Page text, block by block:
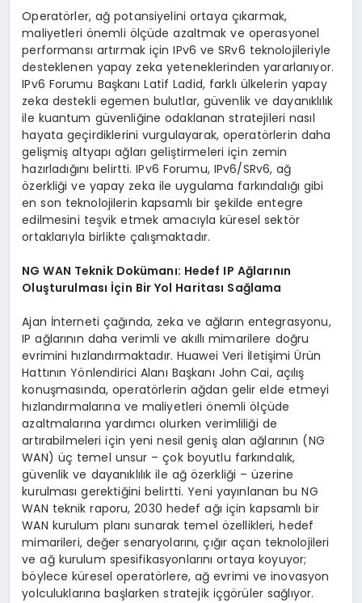
Operatörler, ağ potansiyelini ortaya çıkarmak,
maliyetleri önemli ölçüde azaltmak ve operasyonel
performansı artırmak için IPv6 ve SRv6 teknolojileriyle
desteklenen yapay zeka yeteneklerinden yararlanıyor.
IPv6 Forumu Başkanı Latif Ladid, farklı ülkelerin yapay
zeka destekli egemen bulutlar, güvenlik ve dayanıklılık
ile kuantum güvenliğine odaklanan stratejileri nasıl
hayata geçirdiklerini vurgulayarak, operatörlerin daha
gelişmiş altyapı ağları geliştirmeleri için zemin
hazırladığını belirtti. IPv6 Forumu, IPv6/SRv6, ağ
özerkliği ve yapay zeka ile uygulama farkındalığı gibi
en son teknolojilerin kapsamlı bir şekilde entegre
edilmesini teşvik etmek amacıyla küresel sektör
ortaklarıyla birlikte çalışmaktadır.
NG WAN Teknik Dokümanı: Hedef IP Ağlarının
Oluşturulması İçin Bir Yol Haritası Sağlama
Ajan İnterneti çağında, zeka ve ağların entegrasyonu,
IP ağlarının daha verimli ve akıllı mimarilere doğru
evrimini hızlandırmaktadır. Huawei Veri İletişimi Ürün
Hattının Yönlendirici Alanı Başkanı John Cai, açılış
konuşmasında, operatörlerin ağdan gelir elde etmeyi
hızlandırmalarına ve maliyetleri önemli ölçüde
azaltmalarına yardımcı olurken verimliliği de
artırabilmeleri için yeni nesil geniş alan ağlarının (NG
WAN) üç temel unsur – çok boyutlu farkındalık,
güvenlik ve dayanıklılık ile ağ özerkliği – üzerine
kurulması gerektiğini belirtti. Yeni yayınlanan bu NG
WAN teknik raporu, 2030 hedef ağı için kapsamlı bir
WAN kurulum planı sunarak temel özellikleri, hedef
mimarileri, değer senaryolarını, çığır açan teknolojileri
ve ağ kurulum spesifikasyonlarını ortaya koyuyor;
böylece küresel operatörlere, ağ evrimi ve inovasyon
yolculuklarına başlarken stratejik içgörüler sağlıyor.